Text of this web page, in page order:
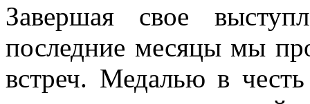
Завершая свое
последние месяцы мы
встреч. Медалью в